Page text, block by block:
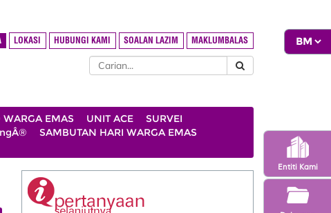
Entiti Kami
LOKASI HUBUNGI KAMI SOALAN LAZIM MAKLUMBALAS
WARGA EMAS UNIT ACE
SURVEI
SAMBUTAN HARI WARGA EMAS